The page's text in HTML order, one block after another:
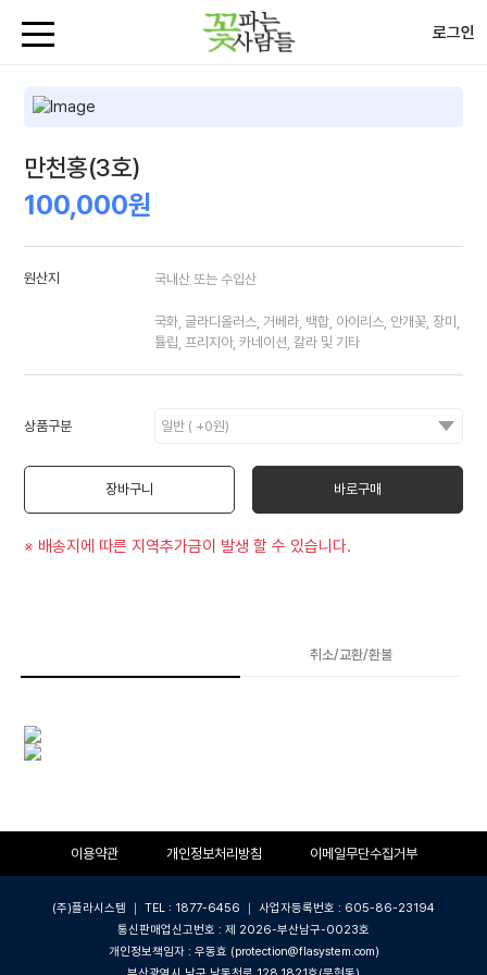
로그인
만천홍(3호)
100,000원
원산지 국내산 또는 수입산
국화, 글라디올러스, 거베라, 백합, 아이리스, 안개꽃, 장미,
튤립, 프리지아, 카네이션, 칼라 및 기타
상품구분
장바구니 바로구매
※ 배송지에 따른 지역추가금이 발생 할 수 있습니다.
취소/교환/환불
이용약관 개인정보처리방침 이메일무단수집거부
(주)플라시스템 ｜ TEL : 1877-6456 ｜ 사업자등록번호 : 605-86-23194
통신판매업신고번호 : 제 2026-부산남구-0023호
개인정보책임자 : 우동효 (protection@flasystem.com)